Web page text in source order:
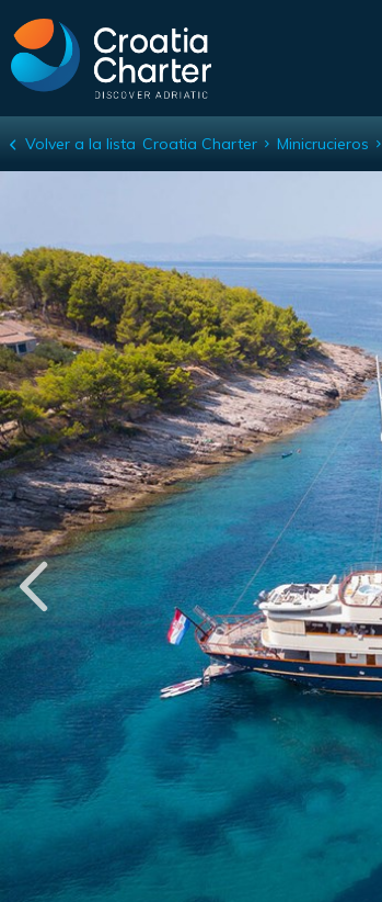
M/S Casablanca
Volver a la lista Croatia Charter Minicrucieros